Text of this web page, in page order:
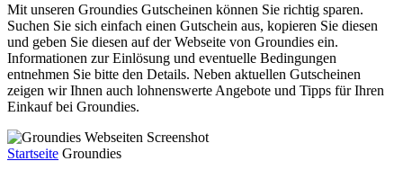
Mit unseren Groundies Gutscheinen können Sie richtig sparen.
Suchen Sie sich einfach einen Gutschein aus, kopieren Sie diesen
und geben Sie diesen auf der Webseite von Groundies ein.
Informationen zur Einlösung und eventuelle Bedingungen
entnehmen Sie bitte den Details. Neben aktuellen Gutscheinen
zeigen wir Ihnen auch lohnenswerte Angebote und Tipps für Ihren
Einkauf bei Groundies.
Startseite Groundies